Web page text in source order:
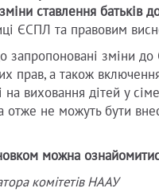
ставлення батьків
ЄСПЛ та правовим
запропоновані зміни
прав, а також
на виховання дітей у
отже не можуть бути
можна
комітетів НААУ